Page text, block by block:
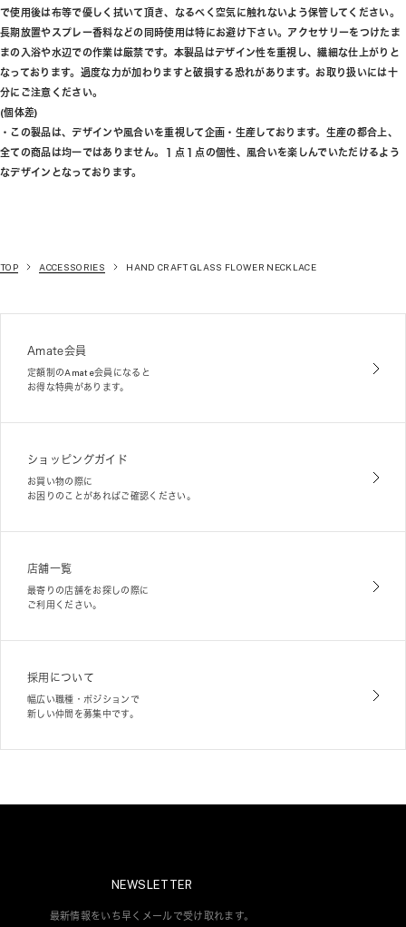
で使用後は布等で優しく拭いて頂き、なるべく空気に触れないよう保管してください。
長期放置やスプレー香料などの同時使用は特にお避け下さい。アクセサリーをつけたま
まの入浴や水辺での作業は厳禁です。本製品はデザイン性を重視し、繊細な仕上がりと
なっております。過度な力が加わりますと破損する恐れがあります。お取り扱いには十
分にご注意ください。
(個体差)
・この製品は、デザインや風合いを重視して企画・生産しております。生産の都合上、
全ての商品は均一ではありません。１点１点の個性、風合いを楽しんでいただけるよう
なデザインとなっております。
TOP ACCESSORIES HAND CRAFT GLASS FLOWER NECKLACE
Amate会員
定額制のAmate会員になると
お得な特典があります。
ショッピングガイド
お買い物の際に
お困りのことがあればご確認ください。
店舗一覧
最寄りの店舗をお探しの際に
ご利用ください。
採用について
幅広い職種・ポジションで
新しい仲間を募集中です。
NEWSLETTER
最新情報をいち早くメールで受け取れます。